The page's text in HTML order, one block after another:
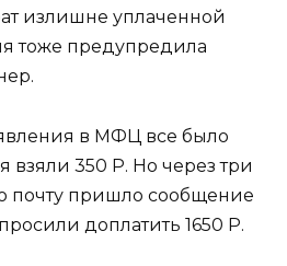
излишне уплаченной
тоже предупредила
в МФЦ все было
350 Р. Но через три
почту пришло сообщение
доплатить 1650 Р.